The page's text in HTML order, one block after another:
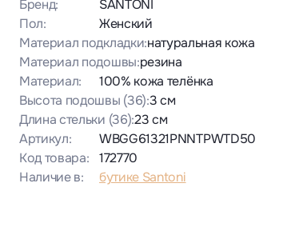
Бренд:
SANTONI
Пол:
Женский
Материал подкладки:натуральная кожа
Материал подошвы:резина
Материал:
100% кожа телёнка
Высота подошвы (36):3 см
Длина стельки (36):23 см
Артикул:
WBGG61321PNNTPWTD50
Код товара:
172770
Наличие в:
бутике Santoni